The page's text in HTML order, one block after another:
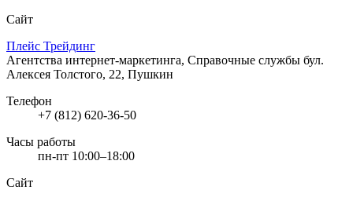
Сайт
Плейс Трейдинг
Агентства интернет-маркетинга, Справочные службы бул.
Алексея Толстого, 22, Пушкин
Телефон
+7 (812) 620-36-50
Часы работы
пн-пт 10:00–18:00
Сайт